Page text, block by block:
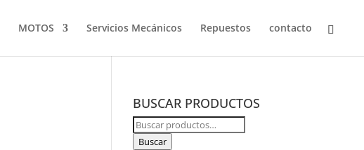
MOTOS Servicios Mecánicos Repuestos contacto
BUSCAR PRODUCTOS
Buscar
por:
Buscar